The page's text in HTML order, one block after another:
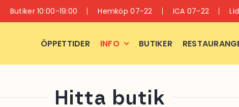
Butiker 10:00-19:00 Hemköp 07-22 ICA 07-22
ÖPPETTIDER INFO BUTIKER
Hitta butik